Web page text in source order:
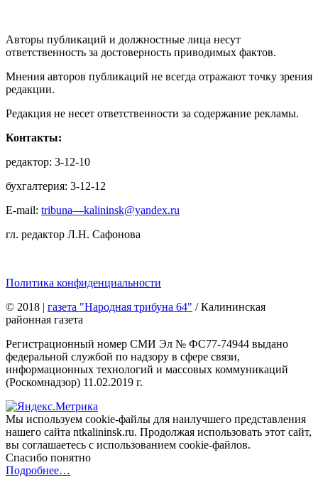
Авторы публикаций и должностные лица несут
ответственность за достоверность приводимых фактов.
Мнения авторов публикаций не всегда отражают точку зрения
редакции.
Редакция не несет ответственности за содержание рекламы.
Контакты:
редактор: 3-12-10
бухгалтерия: 3-12-12
E-mail: tribuna—kalininsk@yandex.ru
гл. редактор Л.Н. Сафонова
Политика конфиденциальности
© 2018 | газета "Народная трибуна 64" / Калининская
районная газета
Регистрационный номер СМИ Эл № ФС77-74944 выдано
федеральной службой по надзору в сфере связи,
информационных технологий и массовых коммуникаций
(Роскомнадзор) 11.02.2019 г.
Мы используем cookie-файлы для наилучшего представления
нашего сайта ntkalininsk.ru. Продолжая использовать этот сайт,
вы соглашаетесь с использованием cookie-файлов.
Спасибо понятно
Подробнее…